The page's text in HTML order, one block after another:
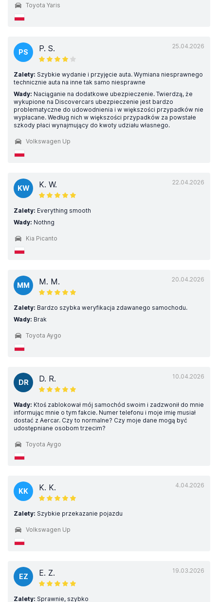
Toyota Yaris
25.04.2026
PS P. S.
Zalety: Szybkie wydanie i przyjęcie auta. Wymiana niesprawnego
technicznie auta na inne tak samo niesprawne
Wady: Naciąganie na dodatkowe ubezpieczenie. Twierdzą, że
wykupione na Discovercars ubezpieczenie jest bardzo
problematyczne do udowodnienia i w większości przypadków nie
wypłacane. Według nich w większości przypadków za powstałe
szkody płaci wynajmujący do kwoty udziału własnego.
Volkswagen Up
22.04.2026
KW K. W.
Zalety: Everything smooth
Wady: Nothng
Kia Picanto
20.04.2026
MM M. M.
Zalety: Bardzo szybka weryfikacja zdawanego samochodu.
Wady: Brak
Toyota Aygo
10.04.2026
DR D. R.
Wady: Ktoś zablokował mój samochód swoim i zadzwonił do mnie
informując mnie o tym fakcie. Numer telefonu i moje imię musiał
dostać z Aercar. Czy to normalne? Czy moje dane mogą być
udostępniane osobom trzecim?
Toyota Aygo
4.04.2026
KK K. K.
Zalety: Szybkie przekazanie pojazdu
Volkswagen Up
19.03.2026
EZ E. Z.
Zalety: Sprawnie, szybko